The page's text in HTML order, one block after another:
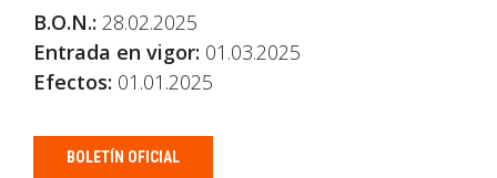
B.O.N.: 28.02.2025
Entrada en vigor: 01.03.2025
Efectos: 01.01.2025
BOLETÍN OFICIAL